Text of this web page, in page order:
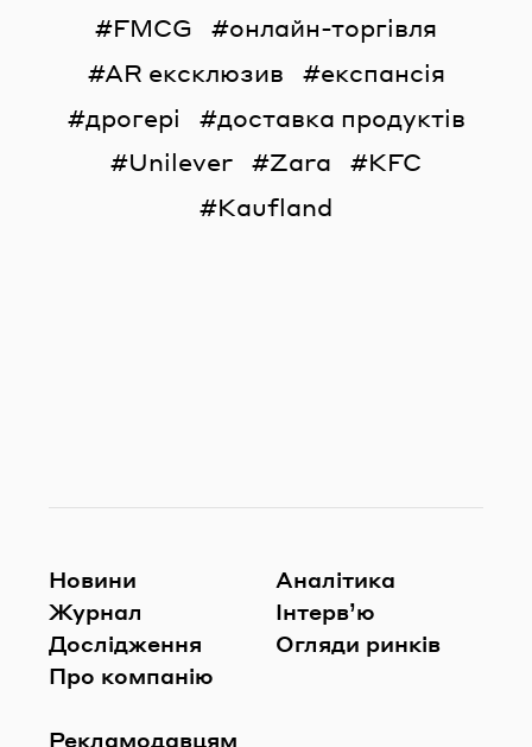
FMCG
онлайн-торгівля
AR ексклюзив
експансія
дрогері
доставка продуктів
Unilever
Zara
KFC
Kaufland
Новини
Журнал
Дослідження
Про компанію
Рекламодавцям
Аналітика
Інтерв’ю
Огляди ринків